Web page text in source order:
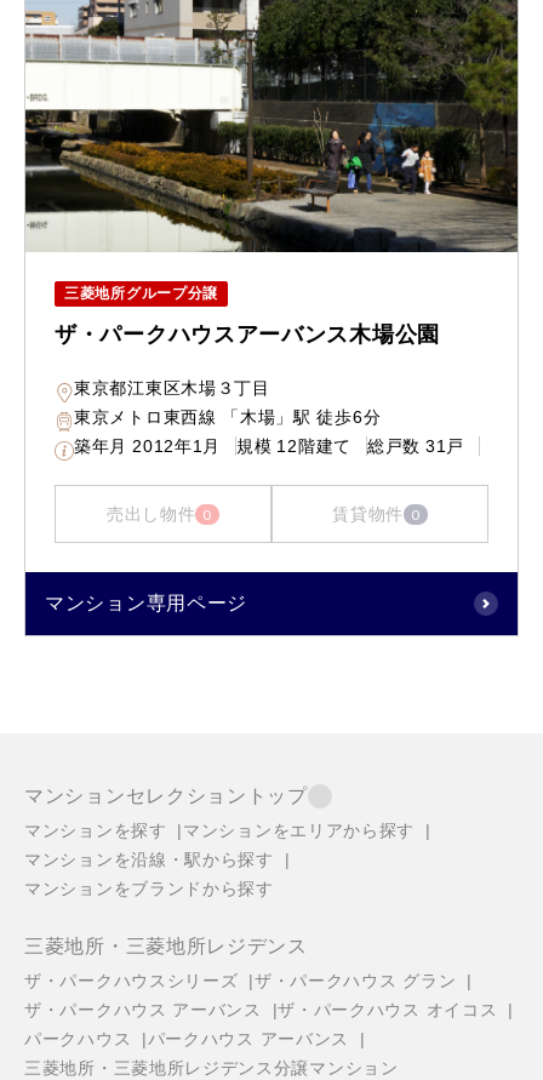
三菱地所グループ分譲
ザ・パークハウスアーバンス木場公園
東京都江東区木場３丁目
東京メトロ東西線 「木場」駅 徒歩6分
築年月 2012年1月 規模 12階建て 総戸数 31戸
売出し物件 0 賃貸物件 0
マンション専用ページ
マンションセレクショントップ
マンションを探す
マンションをエリアから探す
マンションを沿線・駅から探す
マンションをブランドから探す
三菱地所・三菱地所レジデンス
ザ・パークハウスシリーズ
ザ・パークハウス グラン
ザ・パークハウス アーバンス
ザ・パークハウス オイコス
パークハウス
パークハウス アーバンス
三菱地所・三菱地所レジデンス分譲マンション